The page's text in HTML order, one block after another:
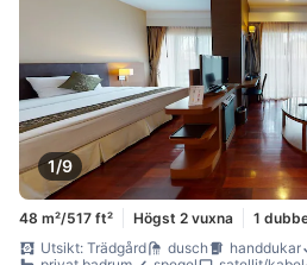
1/9
48 m²/517 ft² Högst 2 vuxna
1
Utsikt: Trädgård
dusch handdukar